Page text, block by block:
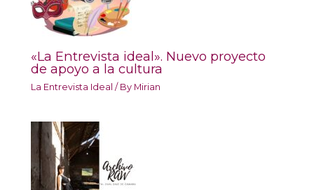
«La Entrevista ideal». Nuevo proyecto
de apoyo a la cultura
La Entrevista Ideal / By Mirian